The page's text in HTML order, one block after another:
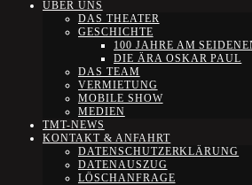
ÜBER UNS
DAS THEATER
GESCHICHTE
100 JAHRE AM
DIE ÄRA OSKAR PAUL
DAS TEAM
VERMIETUNG
MOBILE SHOW
MEDIEN
TMT-NEWS
KONTAKT & ANFAHRT
DATENSCHUTZERKLÄRUNG
DATENAUSZUG
LÖSCHANFRAGE